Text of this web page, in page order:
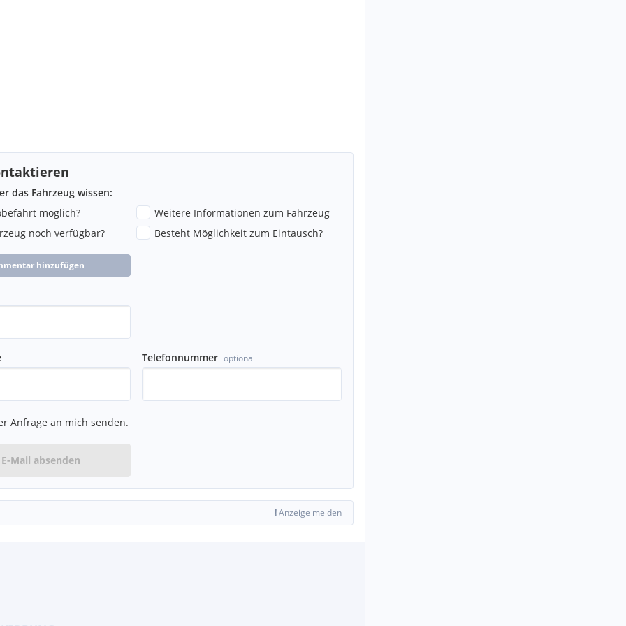
Email.
das Fahrzeug wissen:
möglich?
Weitere Informationen zum Fahrzeug
noch verfügbar?
Besteht Möglichkeit zum Eintausch?
hinzufügen
Telefonnummer optional
Anfrage an mich senden.
E-Mail absenden
!Anzeige melden